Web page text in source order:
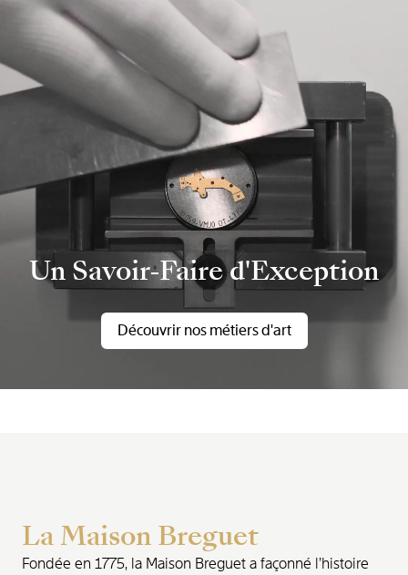
Un Savoir-Faire d'Exception
Découvrir nos métiers d'art
La Maison Breguet
Fondée en 1775, la Maison Breguet a façonné l’histoire